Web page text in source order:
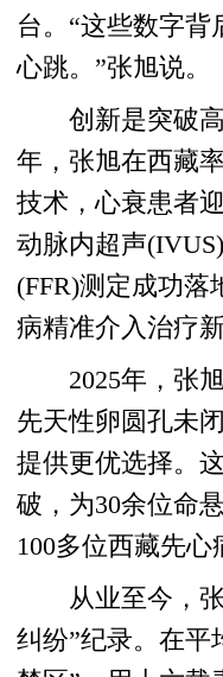
台。“这些数字
心跳。”张旭说。
创新是突破高
年，张旭在西藏
技术，心衰患者
动脉内超声
(FFR)测定成功
病精准介入治疗新
2025年，张旭
先天性卵圆孔未
提供更优选择。
破，为30余位命
100多位西藏先心
从业至今，张
纠纷”纪录。在平